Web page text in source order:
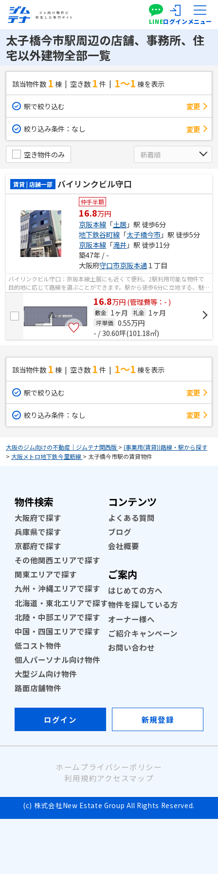
LINEログインメニュー
太子橋今市駅周辺の店舗、事務所、住
宅以外建物全部一覧
該当物件数 1棟 空き数 1件 1～1棟を表示
駅で絞り込む 変更
絞り込み条件： なし 変更
空き物件のみ
賃貸 | 店舗一部 バイリンクビル守口
仲手半額
16.8万円
京阪本線 「土居」駅 徒歩6分
地下鉄谷町線 「太子橋今市 」駅 徒歩5分
京阪本線 「滝井」駅 徒歩11分
築47年 / -
大阪府守口市京阪本通１丁目
バイリンクビル守口：京阪本線土居にも近くて便利。2駅利用可能な物件で
目的地に応じて路線を選ぶことができます。駅から徒歩6分に立地する、魅力
的な駅近物件です。
16.8万円(管理費等：- )
敷金 1ヶ月 礼金 1ヶ月
坪単価 0.55万円
- / 30.60坪(101.18㎡)
該当物件数 1棟 空き数 1件 1～1棟を表示
駅で絞り込む 変更
絞り込み条件： なし 変更
大阪のジム向けの不動産｜ジムテナ関西版 > (事業用(賃貸))路線・駅から探す
> 大阪メトロ地下鉄今里筋線 > 太子橋今市駅の賃貸物件
物件検索
大阪府で探す
兵庫県で探す
京都府で探す
その他関西エリアで探す
関東エリアで探す
九州・沖縄エリアで探す
北海道・東北エリアで探す
北陸・中部エリアで探す
中国・四国エリアで探す
低コスト物件
個人パーソナル向け物件
大型ジム向け物件
路面店舗物件
コンテンツ
よくある質問
ブログ
会社概要
ご案内
はじめての方へ
物件を探している方
オーナー様へ
ご紹介キャンペーン
お問い合わせ
ログイン 新規登録
ホーム プライバシーポリシー
利用規約アクセスマップ
(c) 株式会社New Estate Group All Rights Reserved.